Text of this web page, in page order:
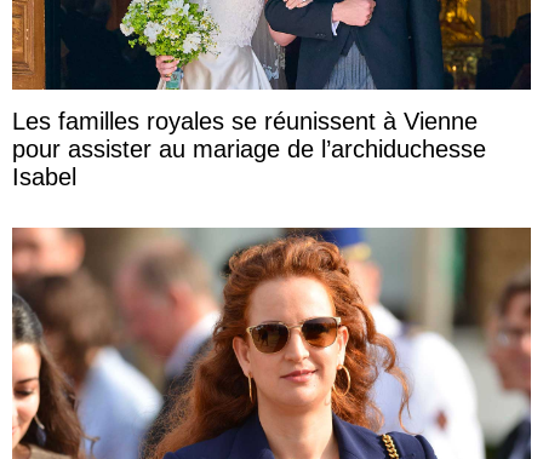
Les familles royales se réunissent à Vienne
pour assister au mariage de l’archiduchesse
Isabel